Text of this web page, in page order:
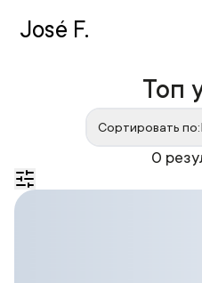
José F.
0
Топ
Сортировать по: